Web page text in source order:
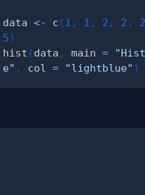
data <- c (1 , 1 , 2 , 2 , 2
5)
hist (data , main =
e" , col = "lightblue" )